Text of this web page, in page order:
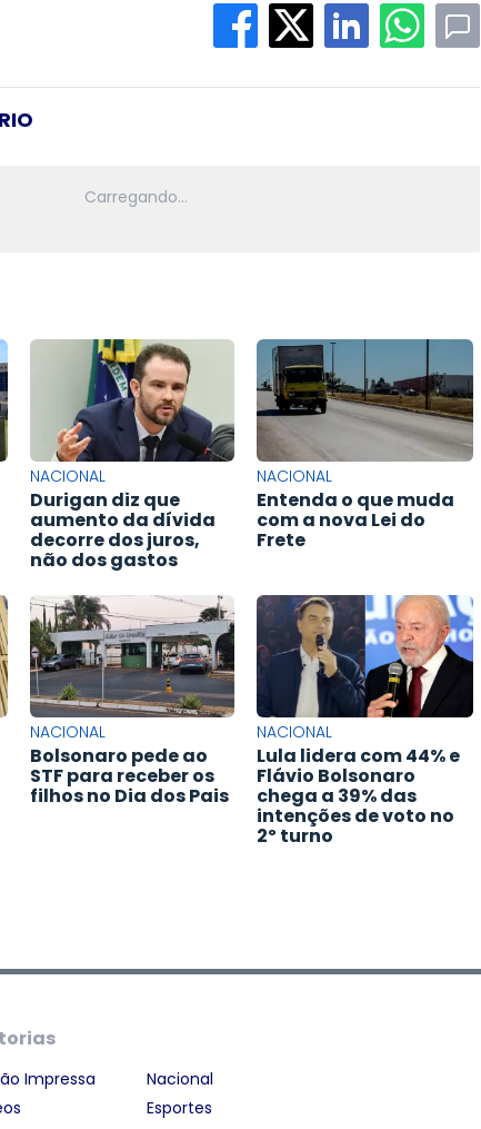
NACIONAL
Durigan diz que
aumento da dívida
decorre dos juros,
não dos gastos
NACIONAL
Entenda o que muda
com a nova Lei do
Frete
NACIONAL
Bolsonaro pede ao
STF para receber os
filhos no Dia dos Pais
NACIONAL
Lula lidera com 44% e
Flávio Bolsonaro
chega a 39% das
intenções de voto no
2º turno
Impressa
Nacional
Esportes